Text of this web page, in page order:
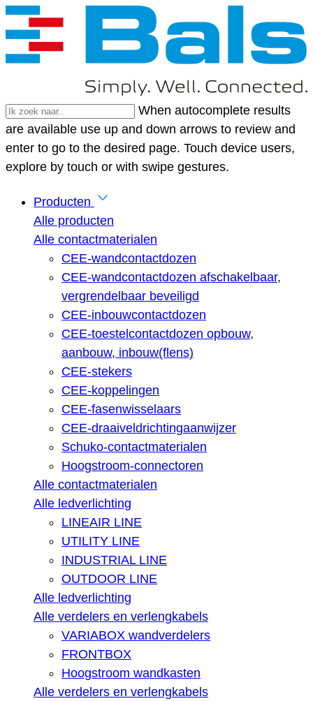
When autocomplete results
are available use up and down arrows to review and
enter to go to the desired page. Touch device users,
explore by touch or with swipe gestures.
Producten
Alle producten
Alle contactmaterialen
CEE-wandcontactdozen
CEE-wandcontactdozen afschakelbaar,
vergrendelbaar beveiligd
CEE-inbouwcontactdozen
CEE-toestelcontactdozen opbouw,
aanbouw, inbouw(flens)
CEE-stekers
CEE-koppelingen
CEE-fasenwisselaars
CEE-draaiveldrichtingaanwijzer
Schuko-contactmaterialen
Hoogstroom-connectoren
Alle contactmaterialen
Alle ledverlichting
LINEAIR LINE
UTILITY LINE
INDUSTRIAL LINE
OUTDOOR LINE
Alle ledverlichting
Alle verdelers en verlengkabels
VARIABOX wandverdelers
FRONTBOX
Hoogstroom wandkasten
Alle verdelers en verlengkabels